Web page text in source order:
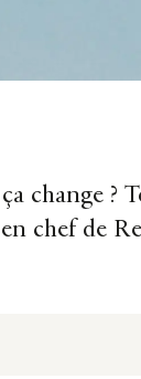
change ?
chef de